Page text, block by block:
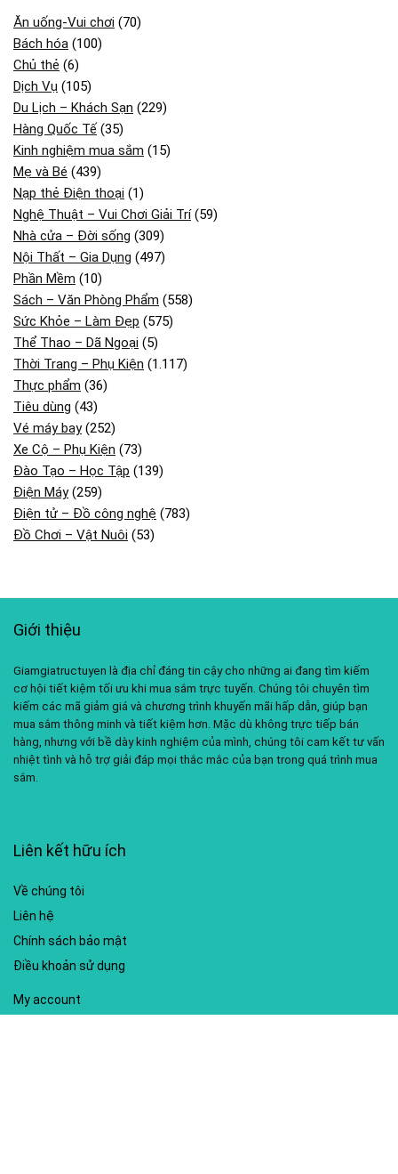
Ăn uống-Vui chơi (70)
Bách hóa (100)
Chủ thẻ (6)
Dịch Vụ (105)
Du Lịch – Khách Sạn (229)
Hàng Quốc Tế (35)
Kinh nghiệm mua sắm (15)
Mẹ và Bé (439)
Nạp thẻ Điện thoại (1)
Nghệ Thuật – Vui Chơi Giải Trí(59)
Nhà cửa – Đời sống (309)
Nội Thất – Gia Dụng (497)
Phần Mềm (10)
Sách – Văn Phòng Phẩm (558)
Sức Khỏe – Làm Đẹp (575)
Thể Thao – Dã Ngoại (5)
Thời Trang – Phụ Kiện (1.117)
Thực phẩm (36)
Tiêu dùng (43)
Vé máy bay(252)
Xe Cộ – Phụ Kiện (73)
Đào Tạo – Học Tập (139)
Điện Máy(259)
Điện tử – Đồ công nghệ (783)
Đồ Chơi – Vật Nuôi (53)
Giới thiệu
Giamgiatructuyen là địa chỉ đáng tin cậy cho những ai đang tìm kiếm
cơ hội tiết kiệm tối ưu khi mua sắm trực tuyến. Chúng tôi chuyên tìm
kiếm các mã giảm giá và chương trình khuyến mãi hấp dẫn, giúp bạn
mua sắm thông minh và tiết kiệm hơn. Mặc dù không trực tiếp bán
hàng, nhưng với bề dày kinh nghiệm của mình, chúng tôi cam kết tư vấn
nhiệt tình và hỗ trợ giải đáp mọi thắc mắc của bạn trong quá trình mua
sắm.
Liên kết hữu ích
Về chúng tôi
Liên hệ
Chính sách bảo mật
Điều khoản sử dụng
My account